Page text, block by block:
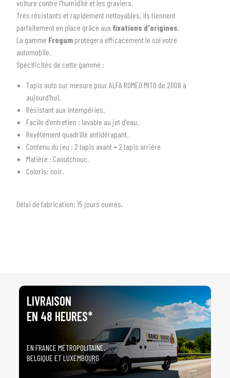
SÉLECTIONNEZ LE TYPE DE VOTRE VÉHICULE
Tous les types
SÉLECTIONNEZ LA MARQUE DE VOTRE VÉHICULE
Toutes les marques
Tous les modèles
voiture contre l'humidité et les graviers.
Très résistants et rapidement nettoyables, ils tiennent
parfaitement en place grâce aux fixations d'origines.
La gamme Frogum protégera efficacement le sol votre
automobile.
Spécificités de cette gamme :
Tapis auto sur mesure pour ALFA ROMEO MITO de 2008 à
aujourd'hui.
Résistant aux intempéries.
Facile d'entretien : lavable au jet d'eau.
Revêtement quadrillé antidérapant.
Contenu du jeu : 2 tapis avant + 2 tapis arrière
Matière : Caoutchouc.
Coloris: noir.
Délai de fabrication: 15 jours ouvrés.
LIVRAISON
EN 48 HEURES*
EN FRANCE MÉTROPOLITAINE,
BELGIQUE ET LUXEMBOURG